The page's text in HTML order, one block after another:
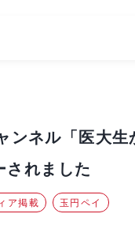
ンネル「医大生
されました
ア掲載 玉円ペイ